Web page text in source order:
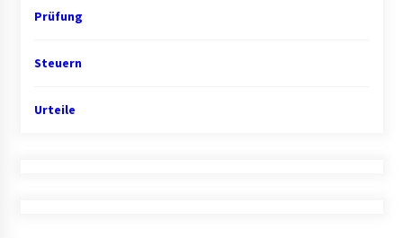
Prüfung
Steuern
Urteile